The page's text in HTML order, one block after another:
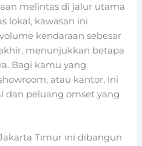
melintas di jalur utama
lokal, kawasan ini
kendaraan sebesar
menunjukkan betapa
Bagi kamu yang
atau kantor, ini
dan peluang omset yang
Timur ini dibangun